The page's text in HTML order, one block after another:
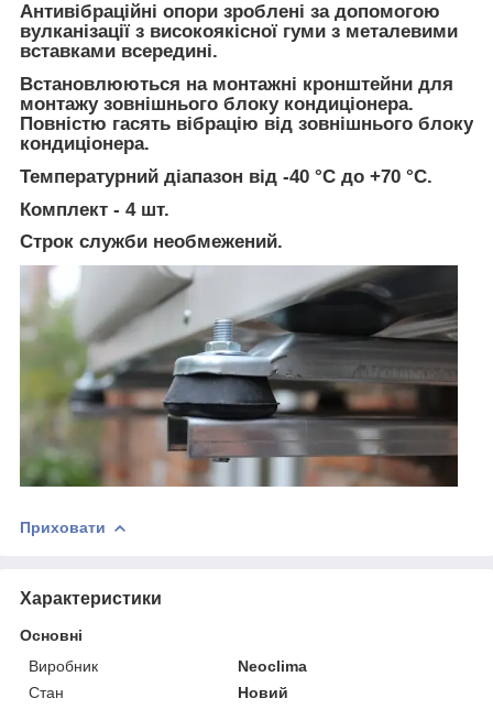
Антивібраційні опори зроблені за допомогою
вулканізації з високоякісної гуми з металевими
вставками всередині.
Встановлюються на монтажні кронштейни для
монтажу зовнішнього блоку кондиціонера.
Повністю гасять вібрацію від зовнішнього блоку
кондиціонера.
Температурний діапазон від -40 °C до +70 °C.
Комплект - 4 шт.
Строк служби необмежений.
Приховати
Характеристики
Основні
Виробник
Neoclima
Стан
Новий